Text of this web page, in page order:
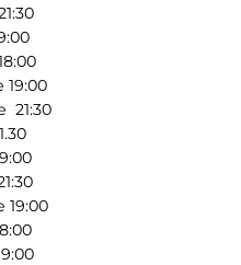
19:00
21:30
19:00